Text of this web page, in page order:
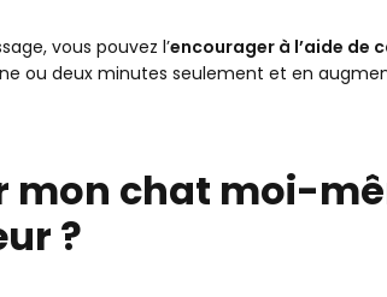
vous pouvez l’encourager à l’aide de
ou deux minutes seulement et en
mon chat moi-
?